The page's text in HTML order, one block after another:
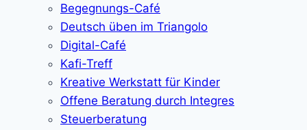
Begegnungs-Café
Deutsch üben im Triangolo
Digital-Café
Kafi-Treff
Kreative Werkstatt für Kinder
Offene Beratung durch Integres
Steuerberatung